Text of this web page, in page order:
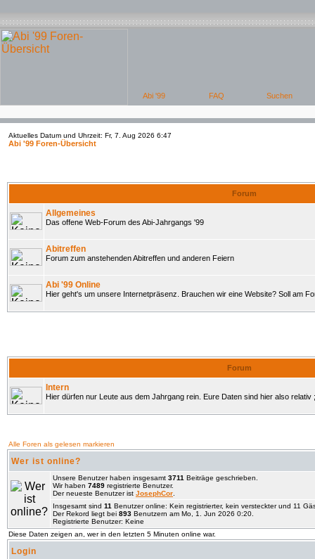
Aktuelles Datum und Uhrzeit: Fr, 7. Aug 2026 6:47
Abi '99 Foren-Übersicht
Forum
Allgemeines
Das offene Web-Forum des Abi-Jahrgangs '99
Abitreffen
Forum zum anstehenden Abitreffen und anderen Feiern
Abi '99 Online
Hier geht's um unsere Internetpräsenz. Brauchen wir eine Website? Soll am
Forum
Intern
Hier dürfen nur Leute aus dem Jahrgang rein. Eure Daten sind hier also relativ
Alle Foren als gelesen markieren
Wer ist online?
Unsere Benutzer haben insgesamt 3711 Beiträge geschrieben.
Wir haben 7489 registrierte Benutzer.
Der neueste Benutzer ist JosephCor
Insgesamt sind 11 Benutzer online: Kein registrierter, kein versteckter und 11
Der Rekord liegt bei 893 Benutzern am Mo, 1. Jun 2026 0:20.
Registrierte Benutzer: Keine
Diese Daten zeigen an, wer in den letzten 5 Minuten online war.
Login